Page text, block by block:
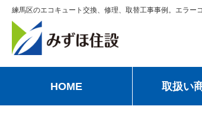
練馬区のエコキュート交換、修理、取替工事事例。エラー
HOME 取扱い